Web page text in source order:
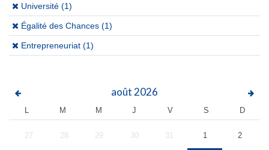
(x)
Université (1)
(x)
Égalité des Chances (1)
(x)
Entrepreneuriat (1)
août 2026
L M M J V S D
27 28 29 30 31 1 2